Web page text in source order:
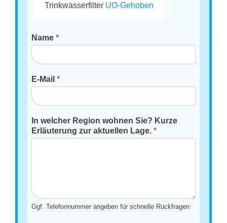
Trinkwasserfilter UO-Gehoben
Name*
E-Mail*
In welcher Region wohnen Sie? Kurze
Erläuterung zur aktuellen Lage.*
Ggf. Telefonnummer angeben für schnelle Rückfragen